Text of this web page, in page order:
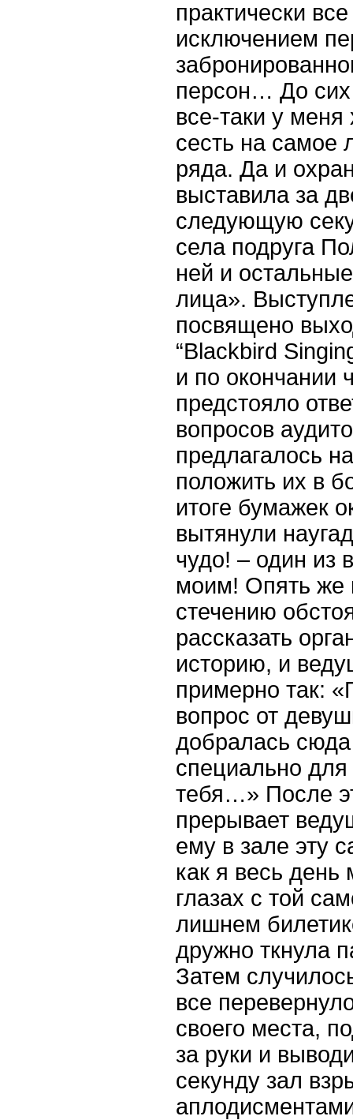
практически
исключением
персон… До сих
все-таки у меня
сесть на самое
ряда. Да и
выставила за
следующую
села подруга
ней и
лица».
посвящено
“Blackbird
и по окончании
предстояло
вопросов
предлагалось
положить их в
итоге бумажек
вытянули
чудо! – один из
моим! Опять же
стечению
рассказать
историю, и
примерно так:
вопрос от
добралась
специально для
тебя…» После
прерывает
ему в зале эту
как я весь день
глазах с той
лишнем
дружно ткнула
Затем
все
своего места,
за руки и
секунду зал